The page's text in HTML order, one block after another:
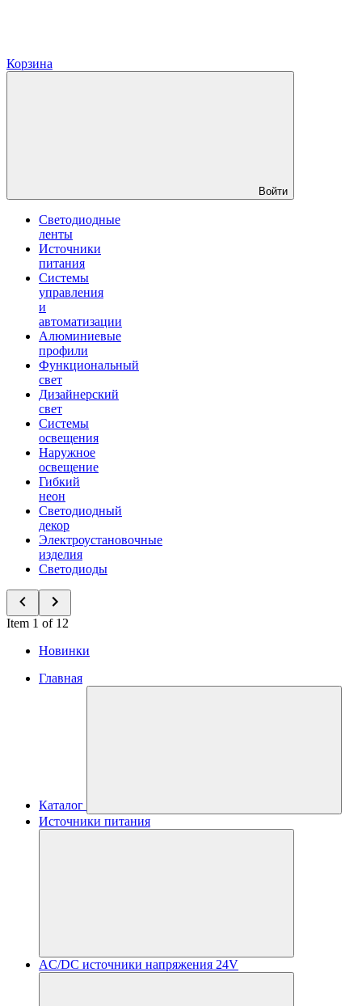
Корзина
Войти
Светодиодные
ленты
Источники
питания
Системы
управления
и
автоматизации
Алюминиевые
профили
Функциональный
свет
Дизайнерский
свет
Системы
освещения
Наружное
освещение
Гибкий
неон
Светодиодный
декор
Электроустановочные
изделия
Светодиоды
Item 1 of 12
Новинки
Главная
Каталог
Источники питания
AC/DC источники напряжения 24V